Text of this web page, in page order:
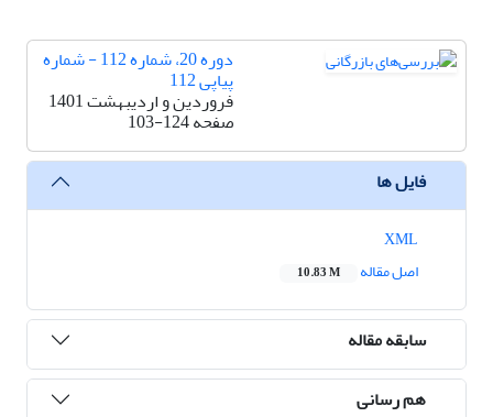
دوره 20، شماره 112 - شماره
پیاپی 112
فروردین و اردیبهشت 1401
صفحه103-124
فایل ها
اصل مقاله
10.83 M
سابقه مقاله
هم رسانی